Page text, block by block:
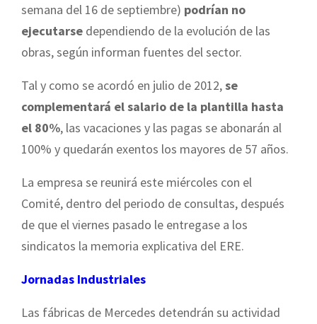
semana del 16 de septiembre) podrían no
ejecutarse dependiendo de la evolución de las
obras, según informan fuentes del sector.
Tal y como se acordó en julio de 2012,se
complementará el salario de la plantilla hasta
el 80%, las vacaciones y las pagas se abonarán al
100% y quedarán exentos los mayores de 57 años.
La empresa se reunirá este miércoles con el
Comité, dentro del periodo de consultas, después
de que el viernes pasado le entregase a los
sindicatos la memoria explicativa del ERE.
Jornadas Industriales
Las fábricas de Mercedes detendrán su actividad